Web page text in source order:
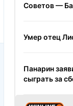
Советов —
Умер отец
Панарин
сыграть за